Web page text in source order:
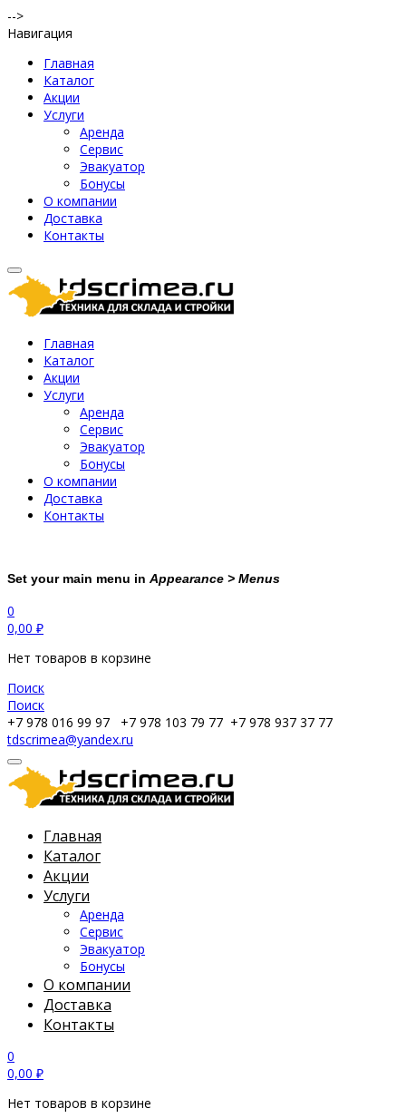
-->
Навигация
Главная
Каталог
Акции
Услуги
Аренда
Сервис
Эвакуатор
Бонусы
О компании
Доставка
Контакты
Главная
Каталог
Акции
Услуги
Аренда
Сервис
Эвакуатор
Бонусы
О компании
Доставка
Контакты
Set your main menu in Appearance > Menus
0
0,00 ₽
Нет товаров в корзине
Поиск
Поиск
+7 978 016 99 97
+7 978 103 79 77 +7 978 937 37 77
tdscrimea@yandex.ru
Главная
Каталог
Акции
Услуги
Аренда
Сервис
Эвакуатор
Бонусы
О компании
Доставка
Контакты
0
0,00 ₽
Нет товаров в корзине